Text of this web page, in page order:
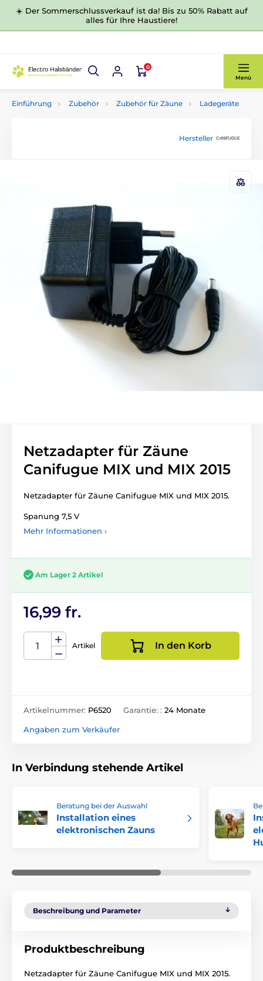
☀️ Der Sommerschlussverkauf ist da! Bis zu 50% Rabatt auf
alles für Ihre Haustiere!
0
Menü
Einführung Zubehör Zubehör für Zäune Ladegeräte
Hersteller
Netzadapter für Zäune
Canifugue MIX und MIX 2015
Netzadapter für Zäune Canifugue MIX und MIX 2015.
Spanung 7,5 V
Mehr Informationen ›
Am Lager 2 Artikel
16,99 fr.
Artikel In den Korb
Artikelnummer: P6520 Garantie: : 24 Monate
Angaben zum Verkäufer
In Verbindung stehende Artikel
Beratung bei der Auswahl
Installation eines
elektronischen Zauns
Beschreibung und Parameter
Produktbeschreibung
Netzadapter für Zäune Canifugue MIX und MIX 2015.